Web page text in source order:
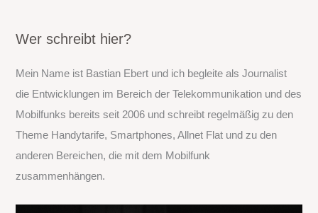
h
n
n
a
h
:
Wer schreibt hier?
Mein Name ist Bastian Ebert und ich begleite als Journalist
die Entwicklungen im Bereich der Telekommunikation und des
Mobilfunks bereits seit 2006 und schreibt regelmäßig zu den
Theme Handytarife, Smartphones, Allnet Flat und zu den
anderen Bereichen, die mit dem Mobilfunk
zusammenhängen.